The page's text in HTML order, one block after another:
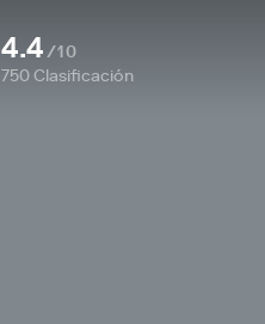
4.4/10
750Clasificación